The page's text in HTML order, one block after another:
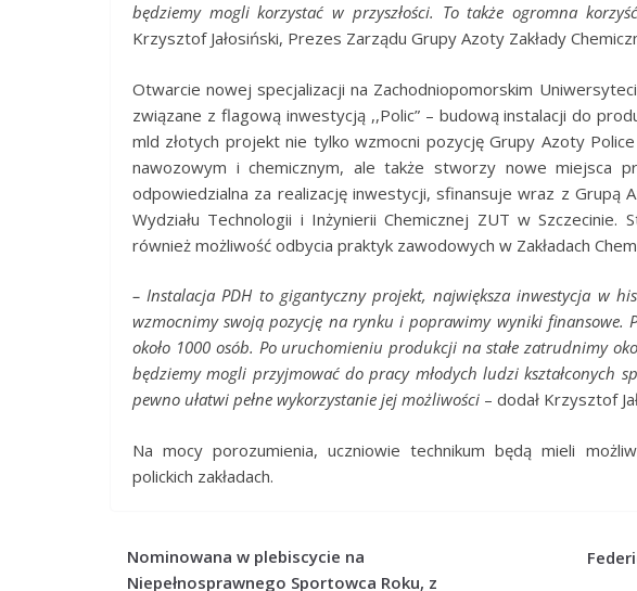
będziemy mogli korzystać w przyszłości. To także ogromna
Krzysztof Jałosiński, Prezes Zarządu Grupy Azoty Zakłady
Otwarcie nowej specjalizacji na Zachodniopomorskim
związane z flagową inwestycją ,,Polic” – budową instalacji do
mld złotych projekt nie tylko wzmocni pozycję Grupy Azoty
nawozowym i chemicznym, ale także stworzy nowe miejsca
odpowiedzialna za realizację inwestycji, sfinansuje wraz z Grupą
Wydziału Technologii i Inżynierii Chemicznej ZUT w Szczecinie.
również możliwość odbycia praktyk zawodowych w Zakładach
– Instalacja PDH to gigantyczny projekt, największa inwestycja w
wzmocnimy swoją pozycję na rynku i poprawimy wyniki finansowe.
około 1000 osób. Po uruchomieniu produkcji na stałe zatrudnimy
będziemy mogli przyjmować do pracy młodych ludzi kształconych
pewno ułatwi pełne wykorzystanie jej możliwości – dodał Krzysztof
Na mocy porozumienia, uczniowie technikum będą mieli
polickich zakładach.
Nominowana w plebiscycie na
Niepełnosprawnego Sportowca Roku, z